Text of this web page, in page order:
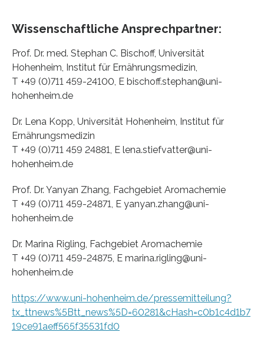
Wissenschaftliche Ansprechpartner:
Prof. Dr. med. Stephan C. Bischoff, Universität
Hohenheim, Institut für Ernährungsmedizin,
T +49 (0)711 459-24100, E bischoff.stephan@uni-
hohenheim.de
Dr. Lena Kopp, Universität Hohenheim, Institut für
Ernährungsmedizin
T +49 (0)711 459 24881, E lena.stiefvatter@uni-
hohenheim.de
Prof. Dr. Yanyan Zhang, Fachgebiet Aromachemie
T +49 (0)711 459-24871, E yanyan.zhang@uni-
hohenheim.de
Dr. Marina Rigling, Fachgebiet Aromachemie
T +49 (0)711 459-24875, E marina.rigling@uni-
hohenheim.de
https://www.uni-hohenheim.de/pressemitteilung?
tx_ttnews%5Btt_news%5D=60281&cHash=c0b1c4d1b7
19ce91aeff565f35531fd0